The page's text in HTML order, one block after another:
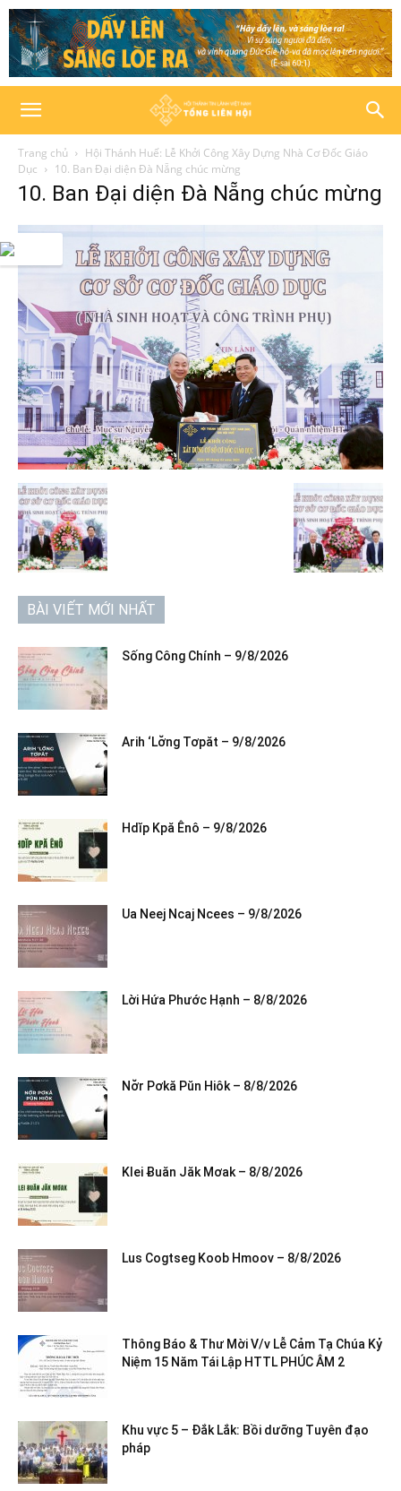
Trang chủ
Hội Thánh Huế: Lễ Khởi Công Xây Dựng Nhà Cơ Đốc Giáo
Dục
10. Ban Đại diện Đà Nẵng chúc mừng
10. Ban Đại diện Đà Nẵng chúc mừng
BÀI VIẾT MỚI NHẤT
Sống Công Chính – 9/8/2026
Arih ‘Lơ̆ng Tơpăt – 9/8/2026
Hdĭp Kpă Ênô – 9/8/2026
Ua Neej Ncaj Ncees – 9/8/2026
Lời Hứa Phước Hạnh – 8/8/2026
Nơ̆r Pơkă Pŭn Hiôk – 8/8/2026
Klei Ƀuăn Jăk Mơak – 8/8/2026
Lus Cogtseg Koob Hmoov – 8/8/2026
Thông Báo & Thư Mời V/v Lễ Cảm Tạ Chúa Kỷ
Niệm 15 Năm Tái Lập HTTL PHÚC ÂM 2
Khu vực 5 – Đắk Lắk: Bồi dưỡng Tuyên đạo
pháp